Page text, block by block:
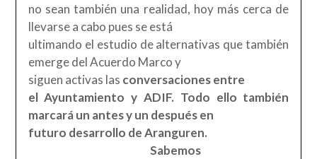
no sean también una realidad, hoy más cerca de
llevarse a cabo pues se está
ultimando el estudio de alternativas que también
emerge del Acuerdo Marco y
siguen activas las conversaciones entre
el Ayuntamiento y ADIF. Todo ello también
marcará un antes y un después en
futuro desarrollo de Aranguren.
Sabemos